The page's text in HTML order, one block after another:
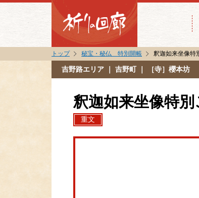
トップ 秘宝・秘仏 特別開帳 釈迦如来坐像特
吉野路エリア ｜ 吉野町 ｜ ［寺］櫻本坊
釈迦如来坐像特別
重文